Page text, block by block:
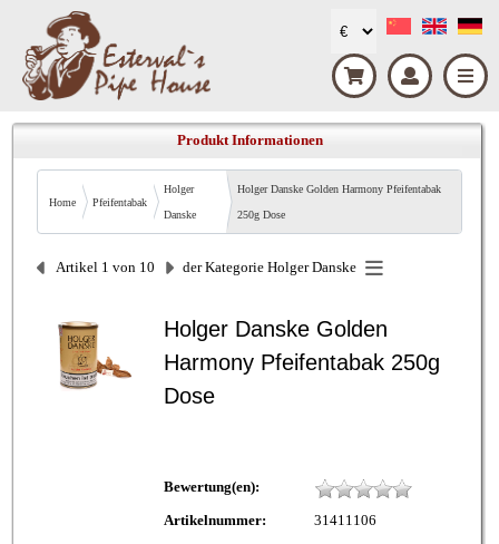
Produkt Informationen
Home Pfeifentabak
Holger
Danske
Holger Danske Golden Harmony Pfeifentabak
250g Dose
Artikel 1 von 10 der Kategorie Holger Danske
Holger Danske Golden
Harmony Pfeifentabak 250g
Dose
Bewertung(en):
Artikelnummer:
31411106